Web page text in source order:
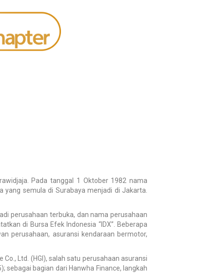
Pada tanggal 1 Oktober 1982 nama
semula di Surabaya menjadi di Jakarta.
perusahaan terbuka, dan nama perusahaan
di Bursa Efek Indonesia “IDX”. Beberapa
perusahaan, asuransi kendaraan bermotor,
Ltd. (HGI), salah satu perusahaan asuransi
sebagai bagian dari Hanwha Finance, langkah